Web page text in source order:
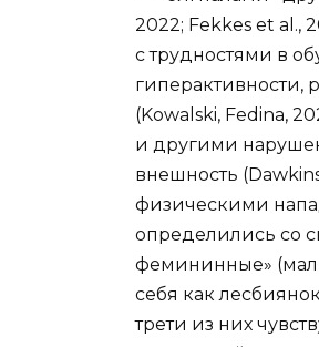
2022; Fekkes et al.,
с трудностями в
гиперактивности,
(Kowalski, Fedina,
и другими
внешность
физическими
определились со
фемининные»
себя как
трети из них